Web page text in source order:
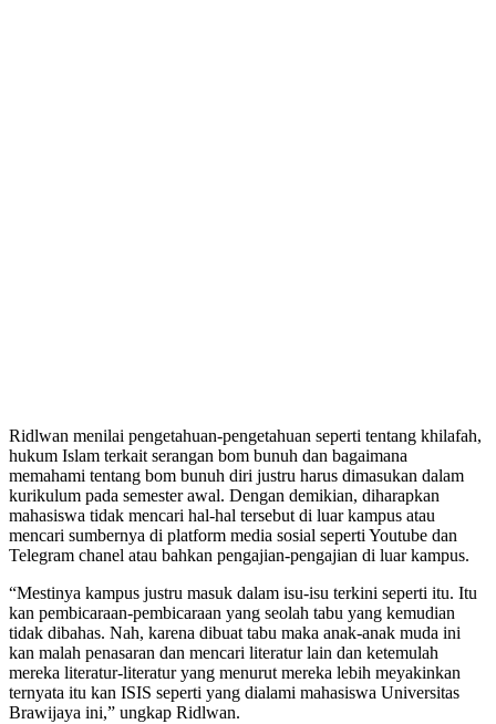
Ridlwan menilai pengetahuan-pengetahuan seperti tentang khilafah,
hukum Islam terkait serangan bom bunuh dan bagaimana
memahami tentang bom bunuh diri justru harus dimasukan dalam
kurikulum pada semester awal. Dengan demikian, diharapkan
mahasiswa tidak mencari hal-hal tersebut di luar kampus atau
mencari sumbernya di platform media sosial seperti Youtube dan
Telegram chanel atau bahkan pengajian-pengajian di luar kampus.
“Mestinya kampus justru masuk dalam isu-isu terkini seperti itu. Itu
kan pembicaraan-pembicaraan yang seolah tabu yang kemudian
tidak dibahas. Nah, karena dibuat tabu maka anak-anak muda ini
kan malah penasaran dan mencari literatur lain dan ketemulah
mereka literatur-literatur yang menurut mereka lebih meyakinkan
ternyata itu kan ISIS seperti yang dialami mahasiswa Universitas
Brawijaya ini,” ungkap Ridlwan.